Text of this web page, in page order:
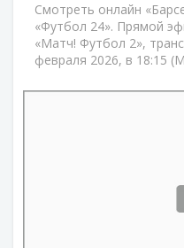
Смотреть онлайн
«Футбол 24». Прямой
«Матч! Футбол 2»,
февраля 2026, в 18:15